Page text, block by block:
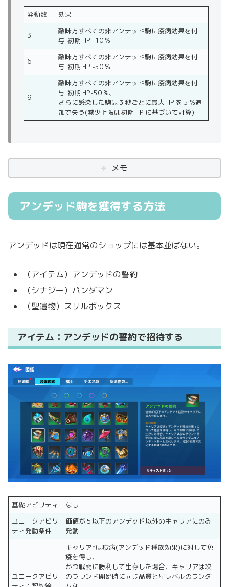
発動数 効果
3
敵味方すべての非アンテッド駒に疫病効果を付
与:初期 HP -10 %
6
敵味方すべての非アンテッド駒に疫病効果を付
与:初期 HP -50 %
9
敵味方すべての非アンテッド駒に疫病効果を付
与:初期 HP-50 %、
さらに感染した駒は３秒ごとに最大 HP を 5 %追
加で失う(減少上限は初期 HP に基づいて計算)
メモ
アンデッド駒を獲得する方法
アンデッドは現在通常のショップには基本並ばない。
（アイテム）アンデッドの誓約
（シナジー）パンダマン
（聖遺物）スリルボックス
アイテム：アンデッドの誓約で招待する
基礎アビリティ
なし
ユニークアビリ
ティ発動条件
価値が５以下のアンデッド以外のキャリアにのみ
発動
ユニークアビリ
キャリア*は疫病(アンデッド種族効果)に対して免
疫を得し、
かつ戦闘に勝利して生存した場合、キャリアは次
のラウンド開始時に同じ品質と星レベルのランダ